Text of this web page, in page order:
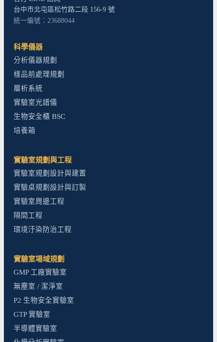
台中市北屯區松竹路二段 156-9 號
統一編號：23688044
科學儀器
分析儀器規劃
樣品前處理規劃
層析系統
實驗室光譜儀
生物安全櫃 BSC
培養箱
實驗室規劃與工程
實驗室規劃設計與建置
實驗桌規劃設計與訂製
實驗室周邊工程
隔間工程
環境汙染防治工程
實驗室場域規劃
GMP 工廠實驗室
無塵室 / 潔淨室
P2 生物安全實驗室
GTP 實驗室
半導體實驗室